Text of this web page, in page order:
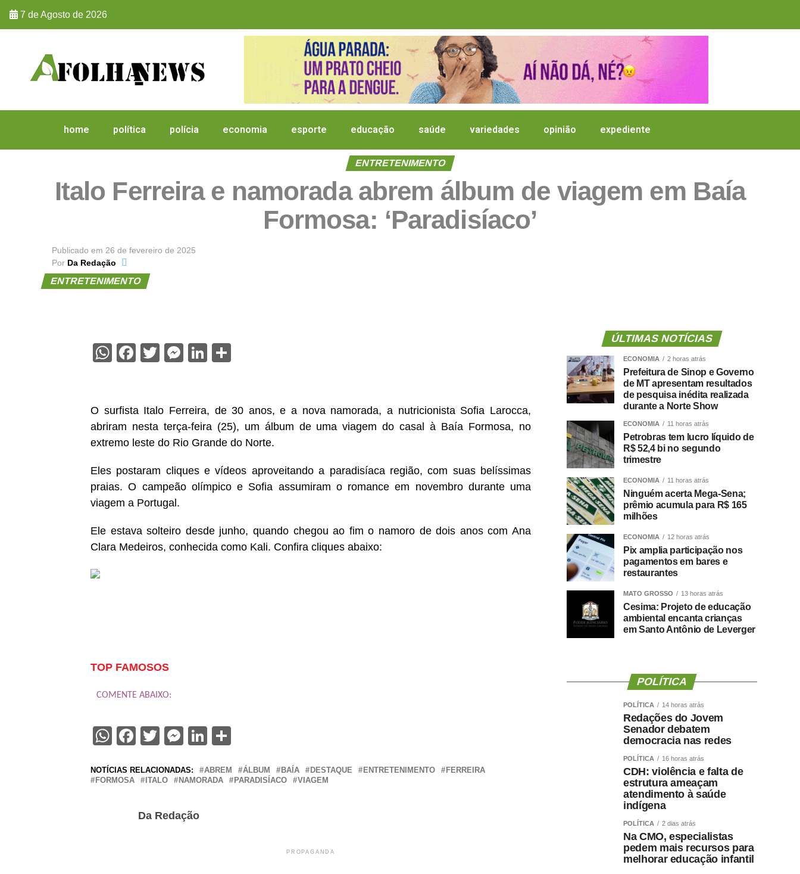
7 de Agosto de 2026
home política polícia economia esporte educação saúde variedades opinião expediente
ENTRETENIMENTO
Italo Ferreira e namorada abrem álbum de viagem em Baía
Formosa: ‘Paradisíaco’
Publicado em 26 de fevereiro de 2025
Por Da Redação
ENTRETENIMENTO
WhatsApp
Facebook
TwitterMessenger
LinkedIn
O surfista Italo Ferreira, de 30 anos, e a nova namorada, a nutricionista Sofia Larocca,
abriram nesta terça-feira (25), um álbum de uma viagem do casal à Baía Formosa, no
extremo leste do Rio Grande do Norte.
Eles postaram cliques e vídeos aproveitando a paradisíaca região, com suas belíssimas
praias. O campeão olímpico e Sofia assumiram o romance em novembro durante uma
viagem a Portugal.
Ele estava solteiro desde junho, quando chegou ao fim o namoro de dois anos com Ana
Clara Medeiros, conhecida como Kali. Confira cliques abaixo:
TOP FAMOSOS
COMENTE ABAIXO:
WhatsApp
Facebook
TwitterMessenger
LinkedIn
NOTÍCIAS RELACIONADAS: ABREM ÁLBUM BAÍA DESTAQUE ENTRETENIMENTO
FERREIRA
FORMOSA
ITALO NAMORADA PARADISÍACO VIAGEM
Da Redação
PROPAGANDA
ÚLTIMAS NOTÍCIAS
ECONOMIA 2 horas atrás
Prefeitura de Sinop e Governo
de MT apresentam resultados
de pesquisa inédita realizada
durante a Norte Show
ECONOMIA 11 horas atrás
Petrobras tem lucro líquido de
R$ 52,4 bi no segundo
trimestre
ECONOMIA 11 horas atrás
Ninguém acerta Mega-Sena;
prêmio acumula para R$ 165
milhões
ECONOMIA 12 horas atrás
Pix amplia participação nos
pagamentos em bares e
restaurantes
MATO GROSSO 13 horas atrás
Cesima: Projeto de educação
ambiental encanta crianças
em Santo Antônio de Leverger
POLÍTICA
POLÍTICA 14 horas atrás
Redações do Jovem
Senador debatem
democracia nas redes
POLÍTICA 16 horas atrás
CDH: violência e falta de
estrutura ameaçam
atendimento à saúde
indígena
POLÍTICA 2 dias atrás
Na CMO, especialistas
pedem mais recursos para
melhorar educação infantil